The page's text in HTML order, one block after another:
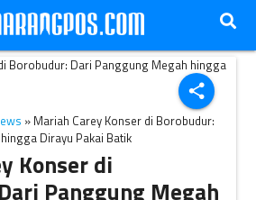
share
» Mariah Carey Konser di Borobudur:
Dirayu Pakai Batik
Konser di
Panggung Megah